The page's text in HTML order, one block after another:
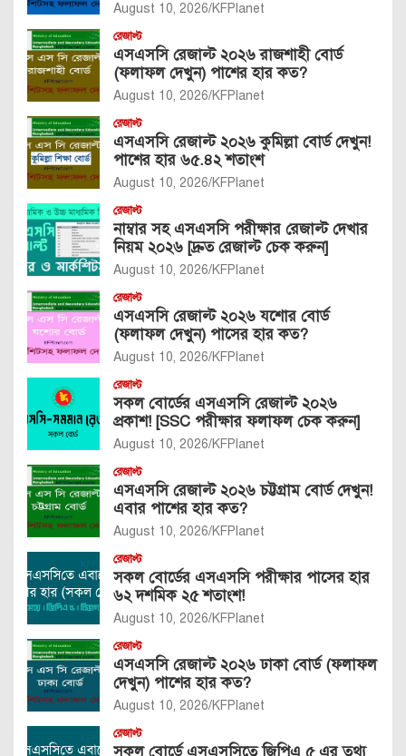
August 10, 2026 KFPlanet
রেজাল্ট
এসএসসি রেজাল্ট ২০২৬ রাজশাহী বোর্ড
(ফলাফল দেখুন) পাশের হার কত?
August 10, 2026 KFPlanet
রেজাল্ট
এসএসসি রেজাল্ট ২০২৬ কুমিল্লা বোর্ড দেখুন!
পাশের হার ৬৫.৪২ শতাংশ
August 10, 2026 KFPlanet
রেজাল্ট
নাম্বার সহ এসএসসি পরীক্ষার রেজাল্ট দেখার
নিয়ম ২০২৬ [দ্রুত রেজাল্ট চেক করুন]
August 10, 2026 KFPlanet
রেজাল্ট
এসএসসি রেজাল্ট ২০২৬ যশোর বোর্ড
(ফলাফল দেখুন) পাসের হার কত?
August 10, 2026 KFPlanet
রেজাল্ট
সকল বোর্ডের এসএসসি রেজাল্ট ২০২৬
প্রকাশ! [SSC পরীক্ষার ফলাফল চেক করুন]
August 10, 2026 KFPlanet
রেজাল্ট
এসএসসি রেজাল্ট ২০২৬ চট্টগ্রাম বোর্ড দেখুন!
এবার পাশের হার কত?
August 10, 2026 KFPlanet
রেজাল্ট
সকল বোর্ডের এসএসসি পরীক্ষার পাসের হার
৬২ দশমিক ২৫ শতাংশ!
August 10, 2026 KFPlanet
রেজাল্ট
এসএসসি রেজাল্ট ২০২৬ ঢাকা বোর্ড (ফলাফল
দেখুন) পাশের হার কত?
August 10, 2026 KFPlanet
রেজাল্ট